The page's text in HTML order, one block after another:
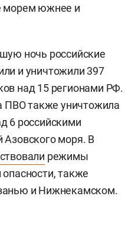
морем южнее и
ночь российские
и уничтожили 397
над 15 регионами РФ.
ПВО также уничтожила
6 российскими
Азовского моря. В
режимы
также
и Нижнекамском.